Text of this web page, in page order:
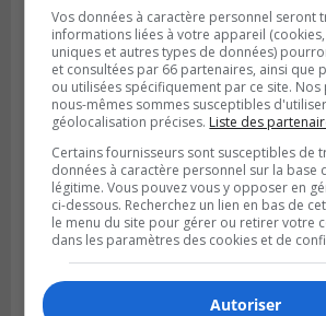
LONGUEUIL
Publié le 6 août 2026 à 11h58
Des jeunes ciblent la
le Défi écrou de roue
Vos données à caractère personnel seront
informations liées à votre appareil
uniques et autres types de données)
et consultées par 66 partenaires, ainsi que
ou utilisées spécifiquement par ce site.
nous-mêmes sommes susceptibles
géolocalisation précises. Liste des
Certains fournisseurs sont susceptibles de
données à caractère personnel sur la base
légitime. Vous pouvez vous y opposer en
ci-dessous. Recherchez un lien en bas de
le menu du site pour gérer ou retirer votre
dans les paramètres des cookies et de
Autoriser